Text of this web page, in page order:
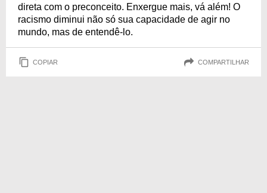
direta com o preconceito. Enxergue mais, vá além! O
racismo diminui não só sua capacidade de agir no
mundo, mas de entendê-lo.
COPIAR COMPARTILHAR